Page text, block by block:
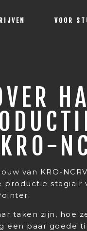
VOOR
van KRO-
productie stagiair
taken zijn, hoe
een paar goede